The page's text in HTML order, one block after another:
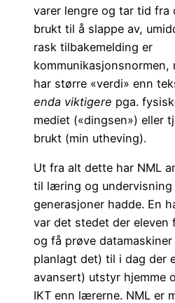
varer lengre og tar tid fra
brukt til å slappe av,
rask tilbakemelding er
kommunikasjonsnormen,
har større «verdi» enn
enda viktigere pga.
mediet («dingsen») eller
brukt (min utheving).
Ut fra alt dette har NML
til læring og undervisning
generasjoner hadde. En
var det stedet der eleven
og få prøve
planlagt det) til i dag der
avansert) utstyr hjemme
IKT enn lærerne. NML er